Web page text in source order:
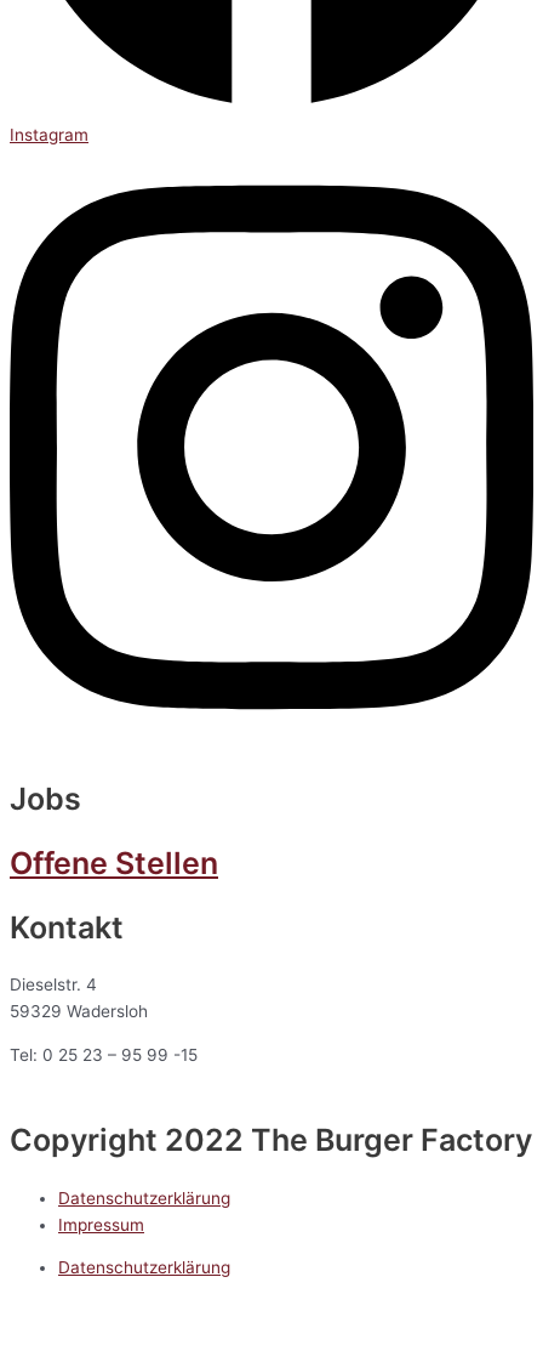
Instagram
Jobs
Offene Stellen
Kontakt
Dieselstr. 4
59329 Wadersloh
Tel: 0 25 23 – 95 99 -15
Copyright 2022 The Burger Factory
Datenschutzerklärung
Impressum
Datenschutzerklärung